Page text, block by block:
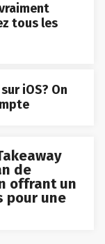
tous les
iOS? On
de
offrant un
pour une